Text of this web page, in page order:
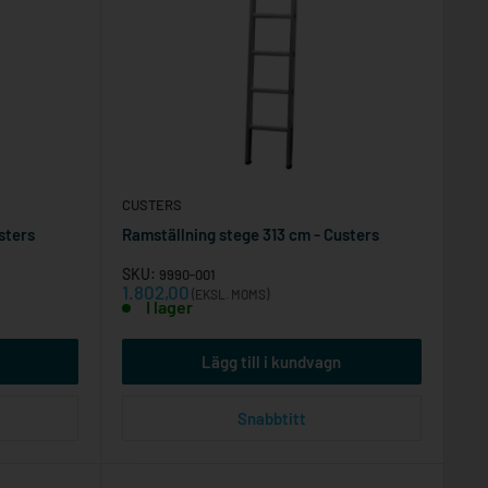
CUSTERS
Ramställning stege 313 cm - Custers
SKU: 9990-001
Reapris
1.802,00 (EKSL. MOMS)
I lager
Lägg till i kundvagn
Snabbtitt